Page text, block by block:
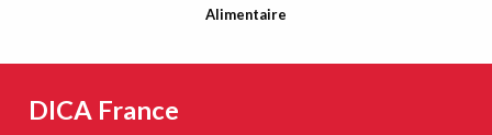
Alimentaire
DICA France